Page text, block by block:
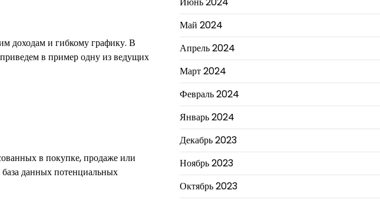
доходам и гибкому графику. В
в пример одну из ведущих
в покупке, продаже или
данных потенциальных
Май 2024
Апрель 2024
Март 2024
Февраль 2024
Январь 2024
Декабрь 2023
Ноябрь 2023
Октябрь 2023